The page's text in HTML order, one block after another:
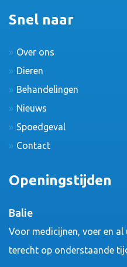
Snel naar
Over ons
Dieren
Behandelingen
Nieuws
Spoedgeval
Contact
Openingstijden
Balie
Voor medicijnen, voer en
terecht op onderstaande